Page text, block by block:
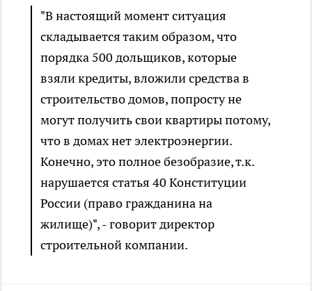
"В настоящий момент ситуация
складывается таким образом, что
порядка 500 дольщиков, которые
взяли кредиты, вложили средства в
строительство домов, попросту не
могут получить свои квартиры потому,
что в домах нет электроэнергии.
Конечно, это полное безобразие, т.к.
нарушается статья 40 Конституции
России (право гражданина на
жилище)", - говорит директор
строительной компании.